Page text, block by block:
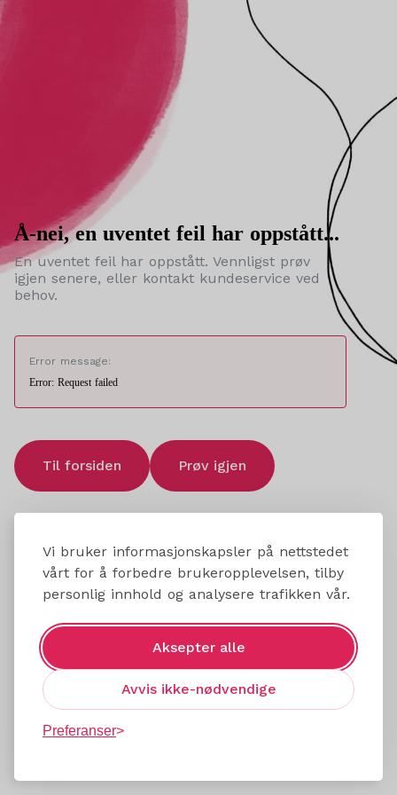
Vi bruker informasjonskapsler på nettstedet
vårt for å forbedre brukeropplevelsen, tilby
personlig innhold og analysere trafikken vår.
Aksepter alle
Avvis ikke-nødvendige
Preferanser
Å-nei, en uventet feil har oppstått...
En uventet feil har oppstått. Vennligst prøv
igjen senere, eller kontakt kundeservice ved
behov.
Error message:
Error: Request failed
Til forsiden Prøv igjen